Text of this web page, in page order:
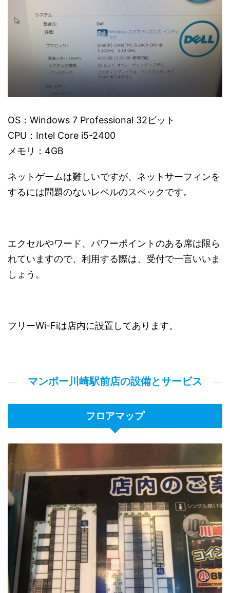
OS：Windows 7 Professional 32ビット
CPU：Intel Core i5-2400
メモリ：4GB
ネットゲームは難しいですが、ネットサーフィンを
するには問題のないレベルのスペックです。
エクセルやワード、パワーポイントのある席は限ら
れていますので、利用する際は、受付で一言いいま
しょう。
フリーWi-Fiは店内に設置してあります。
マンボー川崎駅前店の設備とサービス
フロアマップ